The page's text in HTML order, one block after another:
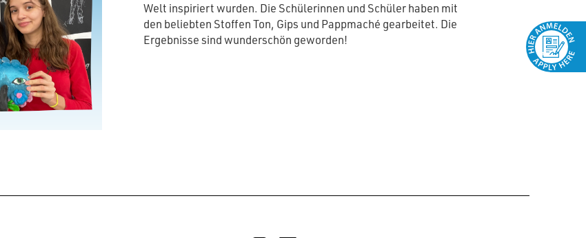
Welt inspiriert wurden. Die Schülerinnen und Schüler haben mit
den beliebten Stoffen Ton, Gips und Pappmaché gearbeitet. Die
Ergebnisse sind wunderschön geworden!